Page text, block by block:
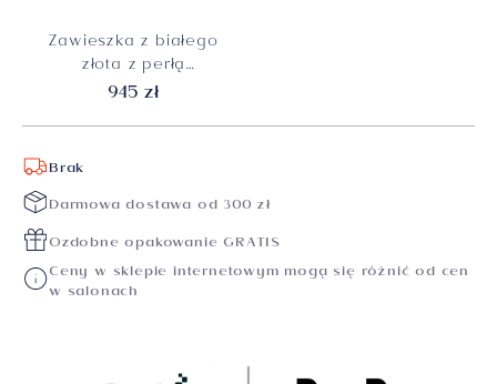
Zawieszka z białego
złota z perłą
hodowaną i
naturalnymi, próba
945 zł
Brak
Darmowa dostawa od 300 zł
Ozdobne opakowanie GRATIS
Ceny w sklepie internetowym mogą się różnić od cen
w salonach